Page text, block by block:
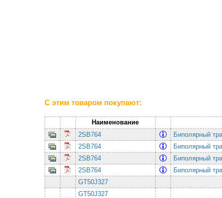
С этим товаром покупают:
Наименование
2SB764
Биполярный
2SB764
Биполярный
2SB764
Биполярный
2SB764
Биполярный
GT50J327
GT50J327